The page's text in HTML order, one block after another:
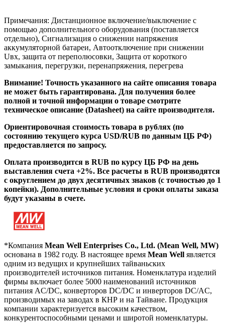
Примечания: Дистанционное включение/выключение с
помощью дополнительного оборудования (поставляется
отдельно), Сигнализация о снижении напряжения
аккумуляторной батареи, Автоотключение при снижении
Uвх, защита от переполюсовки, Защита от короткого
замыкания, перегрузки, перенапряжения, перегрева
Внимание! Точность указанного на сайте описания товара
не может быть гарантирована. Для получения более
полной и точной информации о товаре смотрите
техническое описание (Datasheet) на сайте производителя.
Ориентировочная стоимость товара в рублях (по
состоянию текущего курса USD/RUB по данным ЦБ РФ)
предоставляется по запросу.
Оплата производится в RUB по курсу ЦБ РФ на день
выставления счета +2%. Все расчеты в RUB производятся
с округлением до двух десятичных знаков (с точностью до 1
копейки). Дополнительные условия и сроки оплаты заказа
будут указаны в счете.
*Компания Mean Well Enterprises Co., Ltd. (Mean Well, MW)
основана в 1982 году. В настоящее время Mean Well является
одним из ведущих и крупнейших тайваньских
производителей источников питания. Номенклатура изделий
фирмы включает более 5000 наименований источников
питания AC/DC, конверторов DC/DC и инверторов DC/AC,
производимых на заводах в КНР и на Тайване. Продукция
компании характеризуется высоким качеством,
конкурентоспособными ценами и широтой номенклатуры.